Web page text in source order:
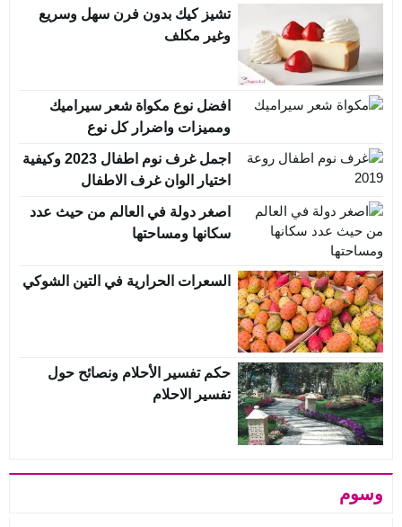
تشيز كيك بدون فرن سهل وسريع
وغير مكلف
افضل نوع مكواة شعر سيراميك
ومميزات واضرار كل نوع
اجمل غرف نوم اطفال 2023 وكيفية
اختيار الوان غرف الاطفال
اصغر دولة في العالم من حيث عدد
سكانها ومساحتها
السعرات الحرارية في التين الشوكي
حكم تفسير الأحلام ونصائح حول
تفسير الاحلام
وسوم